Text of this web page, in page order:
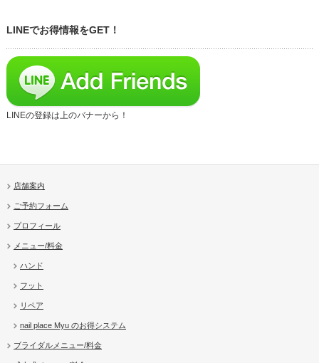
LINEでお得情報をGET！
LINEの登録は上のバナーから！
店舗案内
ご予約フォーム
プロフィール
メニュー/料金
ハンド
フット
リペア
nail place Myu のお得システム
ブライダルメニュー/料金